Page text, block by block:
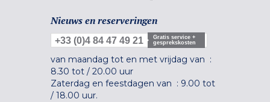
Nieuws en reserveringen
+33 (0)4 84 47 49 21
Gratis service +
gesprekskosten
van maandag tot en met vrijdag van :
8.30 tot / 20.00 uur
Zaterdag en feestdagen van : 9.00 tot
/ 18.00 uur.